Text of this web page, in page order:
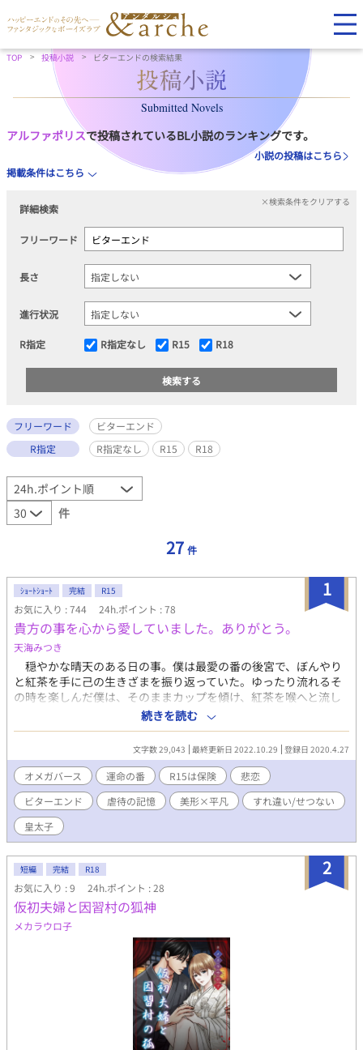
TOP 投稿小説 ビターエンドの検索結果
Submitted Novels
アルファポリスで投稿されているBL小説のランキングです。
小説の投稿はこちら
掲載条件はこちら
詳細検索
×検索条件をクリアする
フリーワード
長さ
進行状況
R指定 R指定なし R15 R18
フリーワード
ビターエンド
R指定
R指定なし R15 R18
件
27 件
1
ｼｮｰﾄｼｮｰﾄ 完結 R15
お気に入り : 744 24h.ポイント : 78
貴方の事を心から愛していました。ありがとう。
天海みつき
穏やかな晴天のある日の事。僕は最愛の番の後宮で、ぼんやり
と紅茶を手に己の生きざまを振り返っていた。ゆったり流れるそ
の時を楽しんだ僕は、そのままカップを傾け、紅茶を喉へと流し
込んだ。 ――混じり込んだ××と共に。 オメガバースの世界
観です。運命の番でありながら、仮想敵国の王子同士に生まれた
二人が辿る数奇な運命。勢いで書いたら真っ暗に。ピリリと主張
する苦さをアクセントにどうぞ。 追記。本編完結済み。後程
「彼」視点を追加投稿する……かも？
続きを読む
文字数 29,043 最終更新日 2022.10.29 登録日 2020.4.27
オメガバース 運命の番 R15は保険
悲恋
ビターエンド
虐待の記憶 美形×平凡
すれ違い/せつない
皇太子
2
短編 完結 R18
お気に入り : 9 24h.ポイント : 28
仮初夫婦と因習村の狐神
メカラウロ子